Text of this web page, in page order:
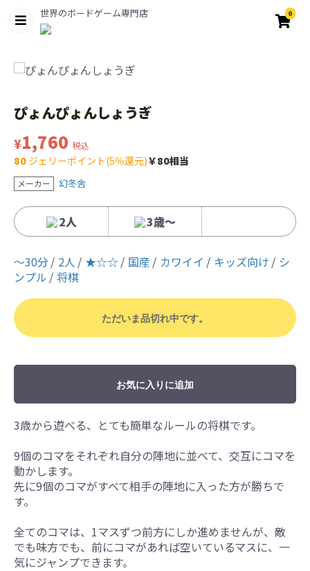
世界のボードゲーム専門店 0
ぴょんぴょんしょうぎ
¥1,760 税込
80 ジェリーポイント(5％還元)￥80相当
メーカー 幻冬舍
2人 3歳〜
〜30分 2人 ★☆☆ 国産 カワイイ キッズ向け
シ
ンプル
将棋
ただいま品切れ中です。
お気に入りに追加
3歳から遊べる、とても簡単なルールの将棋です。
9個のコマをそれぞれ自分の陣地に並べて、交互にコマを
動かします。
先に9個のコマがすべて相手の陣地に入った方が勝ちで
す。
全てのコマは、1マスずつ前方にしか進めませんが、敵
でも味方でも、前にコマがあれば空いているマスに、一
気にジャンプできます。